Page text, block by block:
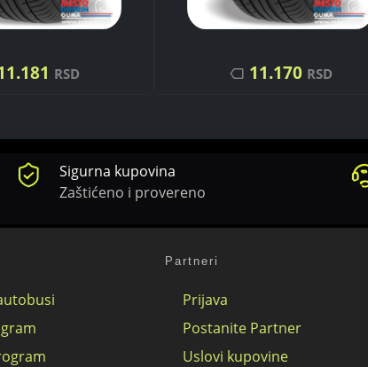
RSD 11.170 RSD
Sigurna kupovina
Zaštićeno i provereno
Partneri
Prijava
Postanite Partner
Uslovi kupovine